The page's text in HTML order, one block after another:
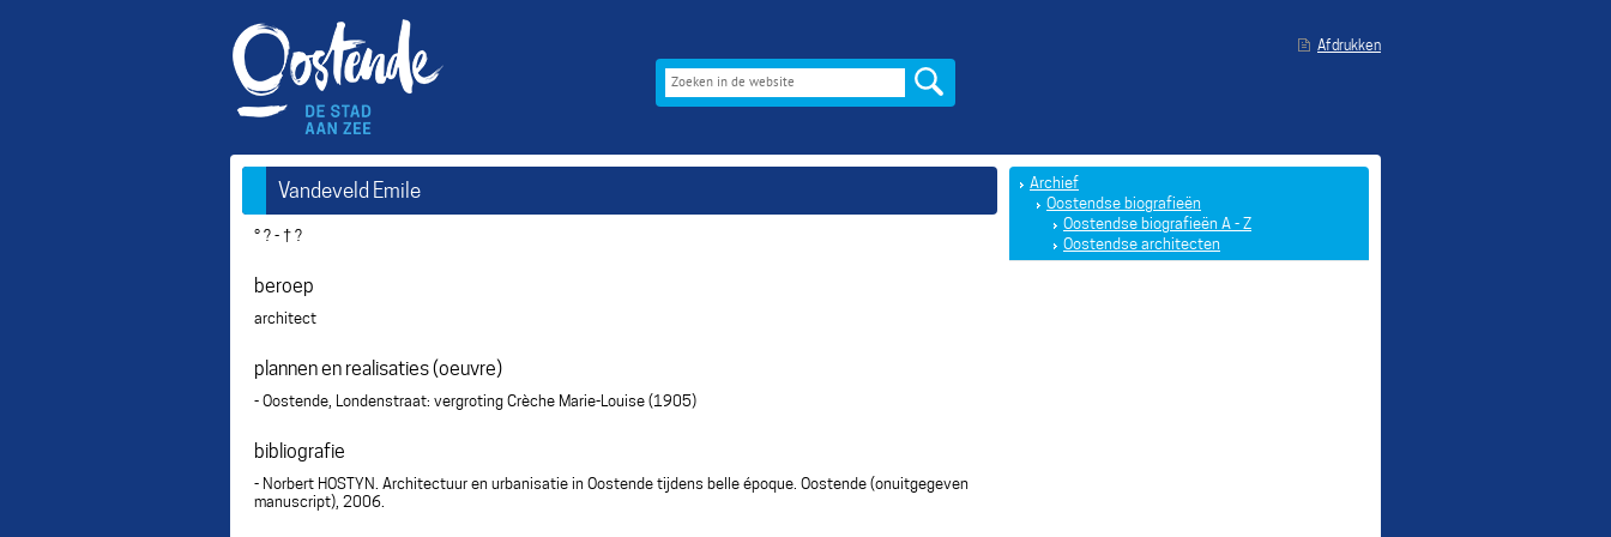
Afdrukken
Archief
Oostendse biografieën
Oostendse biografieën A - Z
Oostendse architecten
Vandeveld Emile
° ? - † ?
beroep
architect
plannen en realisaties (oeuvre)
- Oostende, Londenstraat: vergroting Crèche Marie-Louise (1905)
bibliografie
- Norbert HOSTYN. Architectuur en urbanisatie in Oostende tijdens belle époque. Oostende (onuitgegeven
manuscript), 2006.